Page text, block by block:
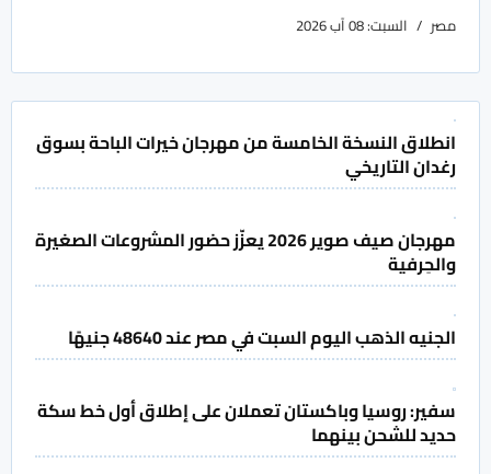
مصر السبت: 08 آب 2026
انطلاق النسخة الخامسة من مهرجان خيرات الباحة بسوق
رغدان التاريخي
مهرجان صيف صوير 2026 يعزّز حضور المشروعات الصغيرة
والحِرفية
الجنيه الذهب اليوم السبت في مصر عند 48640 جنيهًا
سفير: روسيا وباكستان تعملان على إطلاق أول خط سكة
حديد للشحن بينهما